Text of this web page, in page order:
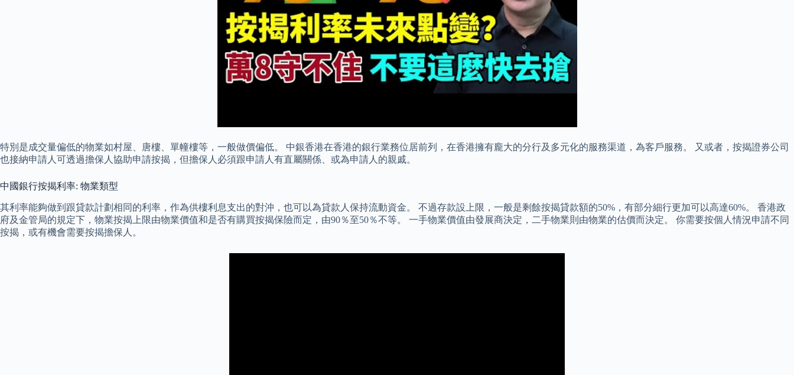
特別是成交量偏低的物業如村屋、唐樓、單幢樓等，一般做價偏低。 中銀香港在香港的銀行業務位居前列，在香港擁有龐大的分行及多元化的服務渠道，為客戶服務。 又或者，按揭證券公司
也接納申請人可透過擔保人協助申請按揭，但擔保人必須跟申請人有直屬關係、或為申請人的親戚。
中國銀行按揭利率: 物業類型
其利率能夠做到跟貸款計劃相同的利率，作為供樓利息支出的對沖，也可以為貸款人保持流動資金。 不過存款設上限，一般是剩餘按揭貸款額的50%，有部分細行更加可以高達60%。 香港政
府及金管局的規定下，物業按揭上限由物業價值和是否有購買按揭保險而定，由90％至50％不等。 一手物業價值由發展商決定，二手物業則由物業的估價而決定。 你需要按個人情況申請不同
按揭，或有機會需要按揭擔保人。